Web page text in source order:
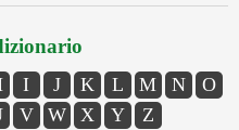
I J K L M N
O
V W X Y Z